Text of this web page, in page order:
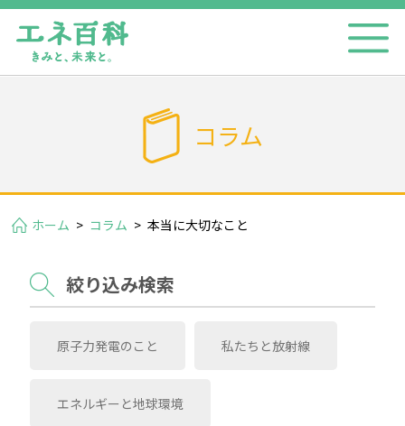
コラム
ホーム > コラム > 本当に大切なこと
絞り込み検索
原子力発電のこと 私たちと放射線
エネルギーと地球環境